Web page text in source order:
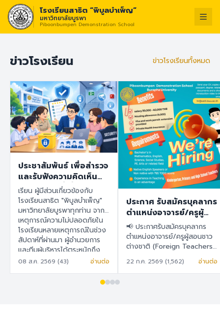
โรงเรียนสาธิต “พิบูลบำเพ็ญ”
มหาวิทยาลัยบูรพา
Piboonbumpen Demonstration School
ข่าวโรงเรียน ข่าวโรงเรียนทั้งหมด
ประชาสัมพันธ์ เพื่อสำรวจ
และรับฟังความคิดเห็น
ของทุกฝ่ายที่เกี่ยวข้องกับ
โรงเรียนสาธิต "พิบูล
บำเพ็ญ" มหาวิทยาลัย
บูรพา เพื่อนำข้อมูลไปใช้
ในการวางแผน พัฒนา
และยกระดับระบบความ
ปลอดภัยของโรงเรียน
อย่างเป็นรูปธรรม
เรียน ผู้มีส่วนเกี่ยวข้องกับ
โรงเรียนสาธิต "พิบูลบำเพ็ญ"
มหาวิทยาลัยบูรพาทุกท่าน จาก
เหตุการณ์ความไม่ปลอดภัยใน
โรงเรียนหลายเหตุการณ์ในช่วง
สัปดาห์ที่ผ่านมา ผู้อำนวยการ
และทีมผู้บริหารได้ตระหนักถึง
ความปลอดภัยในโรงเรียนเป็น
มั่นในการพัฒนาสภาพแวดล้อม
08 ส.ค. 2569 (43) อ่านต่อ
ประกาศ รับสมัครบุคลากร
ตำแหน่งอาจารย์/ครูผู้
สอนชาวต่างชาติ
(Foreign Teachers)
📢 ประกาศรับสมัครบุคลากร
ตำแหน่งอาจารย์/ครูผู้สอนชาว
ต่างชาติ (Foreign Teachers)
โรงเรียนสาธิต "พิบูลบำเพ็ญ"
มหาวิทยาลัยบูรพา 🇹🇭 ภาษา
ไทย โรงเรียนสาธิต "พิบูล
22 ก.ค. 2569 (1,562) อ่านต่อ